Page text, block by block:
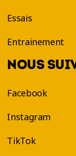
Essais
Entrainement
NOUS
Facebook
Instagram
TikTok